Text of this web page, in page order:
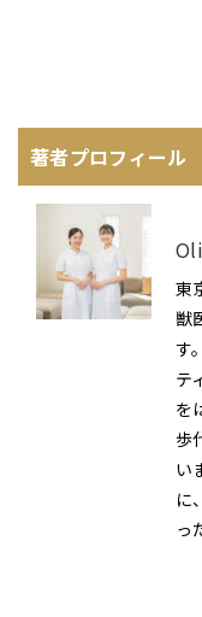
著者プロフィール
東
獣
す
テ
を
歩
い
に
っ